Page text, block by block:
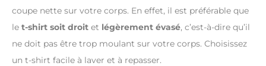
coupe nette sur votre corps. En effet, il est préférable que
le t-shirt soit droit et légèrement évasé, c’est-à-dire qu’il
ne doit pas être trop moulant sur votre corps. Choisissez
un t-shirt facile à laver et à repasser.